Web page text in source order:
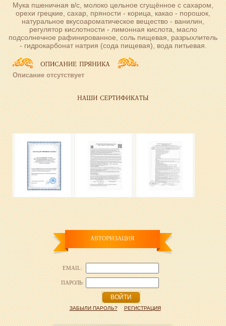
Мука пшеничная в/с, молоко цельное сгущённое с сахаром,
орехи грецкие, сахар, пряности - корица, какао - порошок,
натуральное вкусоароматическое вещество - ванилин,
регулятор кислотности - лимонная кислота, масло
подсолнечное рафинированное, соль пищевая, разрыхлитель
- гидрокарбонат натрия (сода пищевая), вода питьевая.
Описание отсутствует
EMAIL:
ПАРОЛЬ:
ВОЙТИ
ЗАБЫЛИ ПАРОЛЬ? РЕГИСТРАЦИЯ